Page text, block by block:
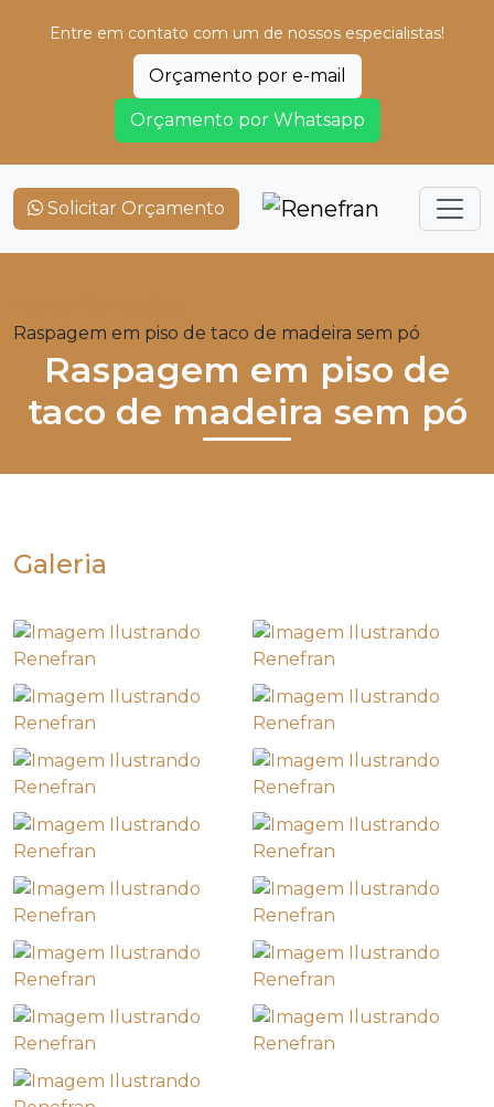
Entre em contato com um de nossos especialistas!
Orçamento por e-mail
Orçamento por Whatsapp
Solicitar Orçamento
Raspagem em piso de taco de madeira sem pó
Raspagem em piso de
taco de madeira sem pó
Galeria